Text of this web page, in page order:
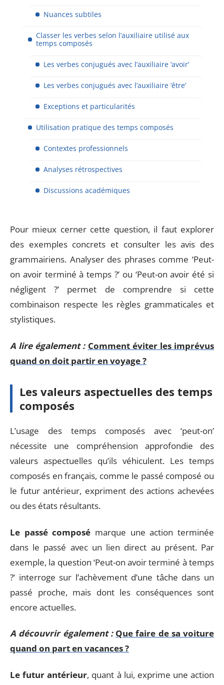
Nuances subtiles
Classer les verbes selon l’auxiliaire utilisé aux
temps composés
Les verbes conjugués avec l’auxiliaire ‘avoir’
Les verbes conjugués avec l’auxiliaire ‘être’
Exceptions et particularités
Utilisation pratique des temps composés
Contextes professionnels
Analyses rétrospectives
Discussions académiques
Pour mieux cerner cette question, il faut explorer
des exemples concrets et consulter les avis des
grammairiens. Analyser des phrases comme ‘Peut-
on avoir terminé à temps ?’ ou ‘Peut-on avoir été si
négligent ?’ permet de comprendre si cette
combinaison respecte les règles grammaticales et
stylistiques.
A lire également : Comment éviter les imprévus
quand on doit partir en voyage ?
Les valeurs aspectuelles des temps
composés
L’usage des temps composés avec ‘peut-on’
nécessite une compréhension approfondie des
valeurs aspectuelles qu’ils véhiculent. Les temps
composés en français, comme le passé composé ou
le futur antérieur, expriment des actions achevées
ou des états résultants.
Le passé composé marque une action terminée
dans le passé avec un lien direct au présent. Par
exemple, la question ‘Peut-on avoir terminé à temps
?’ interroge sur l’achèvement d’une tâche dans un
passé proche, mais dont les conséquences sont
encore actuelles.
A découvrir également : Que faire de sa voiture
quand on part en vacances ?
Le futur antérieur, quant à lui, exprime une action